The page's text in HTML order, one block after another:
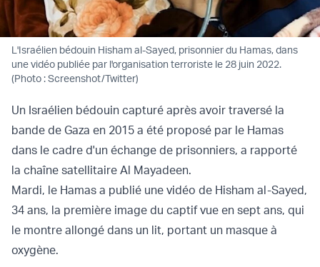
L'Israélien bédouin Hisham al-Sayed, prisonnier du Hamas, dans
une vidéo publiée par l'organisation terroriste le 28 juin 2022.
(Photo : Screenshot/Twitter)
Un Israélien bédouin capturé après avoir traversé la
bande de Gaza en 2015 a été proposé par le Hamas
dans le cadre d'un échange de prisonniers, a rapporté
la chaîne satellitaire Al Mayadeen.
Mardi, le Hamas a publié une vidéo de Hisham al-Sayed,
34 ans, la première image du captif vue en sept ans, qui
le montre allongé dans un lit, portant un masque à
oxygène.